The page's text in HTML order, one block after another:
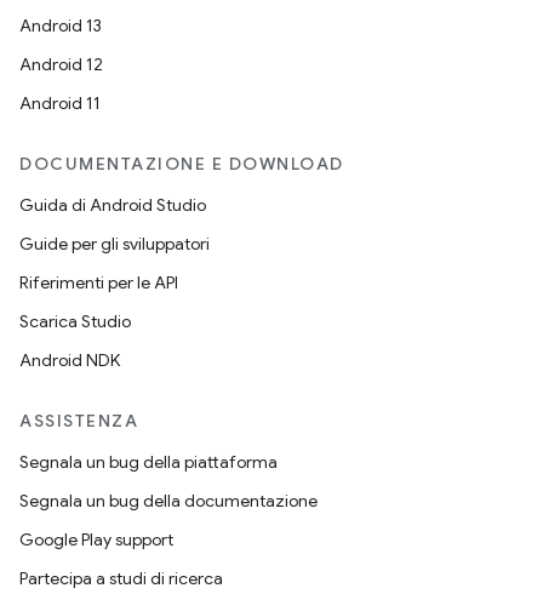
Android 13
Android 12
Android 11
DOCUMENTAZIONE E DOWNLOAD
Guida di Android Studio
Guide per gli sviluppatori
Riferimenti per le API
Scarica Studio
Android NDK
ASSISTENZA
Segnala un bug della piattaforma
Segnala un bug della documentazione
Google Play support
Partecipa a studi di ricerca